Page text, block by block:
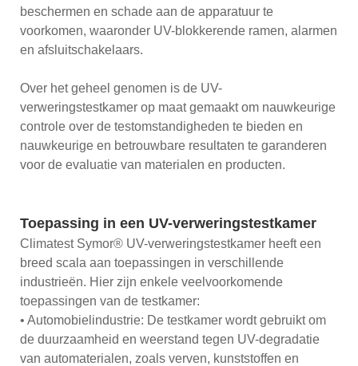
beschermen en schade aan de apparatuur te
voorkomen, waaronder UV-blokkerende ramen, alarmen
en afsluitschakelaars.
Over het geheel genomen is de UV-
verweringstestkamer op maat gemaakt om nauwkeurige
controle over de testomstandigheden te bieden en
nauwkeurige en betrouwbare resultaten te garanderen
voor de evaluatie van materialen en producten.
Toepassing in een UV-verweringstestkamer
Climatest Symor® UV-verweringstestkamer heeft een
breed scala aan toepassingen in verschillende
industrieën. Hier zijn enkele veelvoorkomende
toepassingen van de testkamer:
• Automobielindustrie: De testkamer wordt gebruikt om
de duurzaamheid en weerstand tegen UV-degradatie
van automaterialen, zoals verven, kunststoffen en